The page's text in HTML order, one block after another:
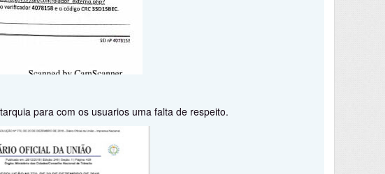
para com os usuarios uma falta de respeito.